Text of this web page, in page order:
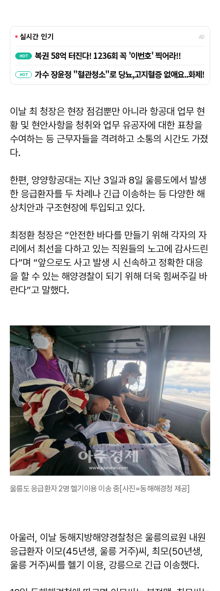
이날 최 청장은 현장 점검뿐만 아니라 항공대 업무 현
황 및 현안사항을 청취와 업무 유공자에 대한 표창을
수여하는 등 근무자들을 격려하고 소통의 시간도 가졌
다.
한편, 양양항공대는 지난 3일과 8일 울릉도에서 발생
한 응급환자를 두 차례나 긴급 이송하는 등 다양한 해
상치안과 구조현장에 투입되고 있다.
최정환 청장은 “안전한 바다를 만들기 위해 각자의 자
리에서 최선을 다하고 있는 직원들의 노고에 감사드린
다”며 “앞으로도 사고 발생 시 신속하고 정확한 대응
을 할 수 있는 해양경찰이 되기 위해 더욱 힘써주길 바
란다”고 말했다.
울릉도 응급환자 2명 헬기이용 이송 중[사진=동해해경청 제공]
아울러, 이날 동해지방해양경찰청은 울릉의료원 내원
응급환자 이모(45년생, 울릉 거주)씨, 최모(50년생,
울릉 거주)씨를 헬기 이용, 강릉으로 긴급 이송했다.